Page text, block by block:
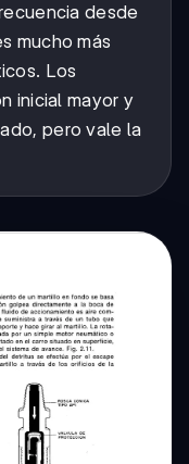
desde
mucho más
Los
inicial mayor y
pero vale la